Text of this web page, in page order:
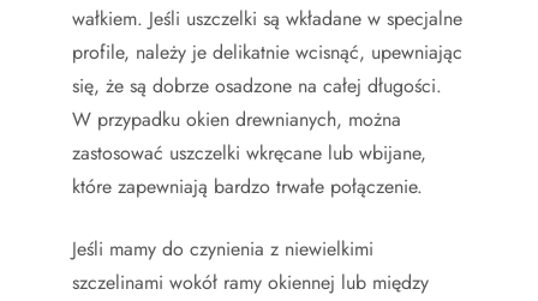
wałkiem. Jeśli uszczelki są wkładane w specjalne
profile, należy je delikatnie wcisnąć, upewniając
się, że są dobrze osadzone na całej długości.
W przypadku okien drewnianych, można
zastosować uszczelki wkręcane lub wbijane,
które zapewniają bardzo trwałe połączenie.
Jeśli mamy do czynienia z niewielkimi
szczelinami wokół ramy okiennej lub między